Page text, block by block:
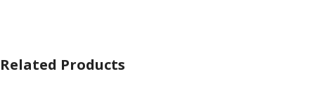
Related Products